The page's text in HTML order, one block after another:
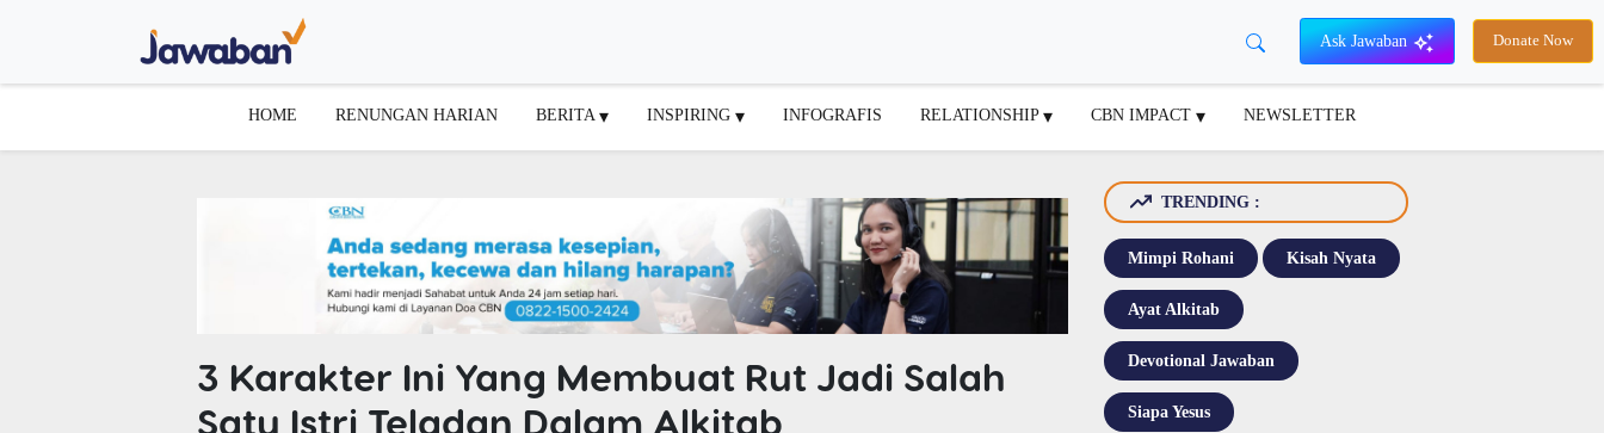
Ask Jawaban Donate Now
HOME RENUNGAN HARIAN BERITA INSPIRING INFOGRAFIS RELATIONSHIP CBN IMPACT NEWSLETTER
3 Karakter Ini Yang Membuat Rut Jadi Salah
Satu Istri Teladan Dalam Alkitab
TRENDING :
Mimpi Rohani Kisah Nyata
Ayat Alkitab
Devotional Jawaban
Siapa Yesus